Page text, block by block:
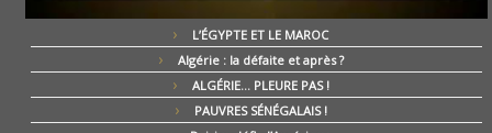
L’ÉGYPTE ET LE MAROC
Algérie : la défaite et après ?
ALGÉRIE… PLEURE PAS !
PAUVRES SÉNÉGALAIS !